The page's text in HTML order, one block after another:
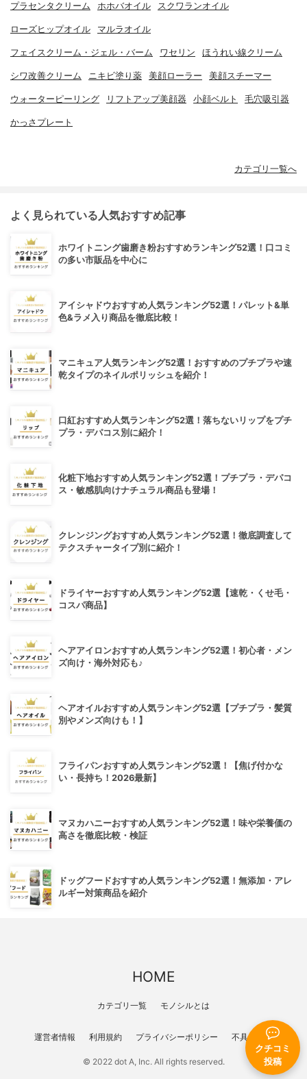
クチコミ
投稿
プラセンタクリーム ホホバオイル スクワランオイル
ローズヒップオイル マルラオイル
フェイスクリーム・ジェル・バーム ワセリン ほうれい線クリーム
シワ改善クリーム ニキビ塗り薬 美顔ローラー 美顔スチーマー
ウォーターピーリング リフトアップ美顔器 小顔ベルト 毛穴吸引器
かっさプレート
カテゴリ一覧へ
よく見られている人気おすすめ記事
ホワイトニング歯磨き粉おすすめランキング52選！口コミ
の多い市販品を中心に
アイシャドウおすすめ人気ランキング52選！パレット&単
色&ラメ入り商品を徹底比較！
マニキュア人気ランキング52選！おすすめのプチプラや速
乾タイプのネイルポリッシュを紹介！
口紅おすすめ人気ランキング52選！落ちないリップをプチ
プラ・デパコス別に紹介！
化粧下地おすすめ人気ランキング52選！プチプラ・デパコ
ス・敏感肌向けナチュラル商品も登場！
クレンジングおすすめ人気ランキング52選！徹底調査して
テクスチャータイプ別に紹介！
ドライヤーおすすめ人気ランキング52選【速乾・くせ毛・
コスパ商品】
ヘアアイロンおすすめ人気ランキング52選！初心者・メン
ズ向け・海外対応も♪
ヘアオイルおすすめ人気ランキング52選【プチプラ・髪質
別やメンズ向けも！】
フライパンおすすめ人気ランキング52選！【焦げ付かな
い・長持ち！2026最新】
マヌカハニーおすすめ人気ランキング52選！味や栄養価の
高さを徹底比較・検証
ドッグフードおすすめ人気ランキング52選！無添加・アレ
ルギー対策商品を紹介
HOME
カテゴリ一覧 モノシルとは
運営者情報 利用規約 プライバシーポリシー 不具合報告
© 2022 dot A, Inc. All rights reserved.